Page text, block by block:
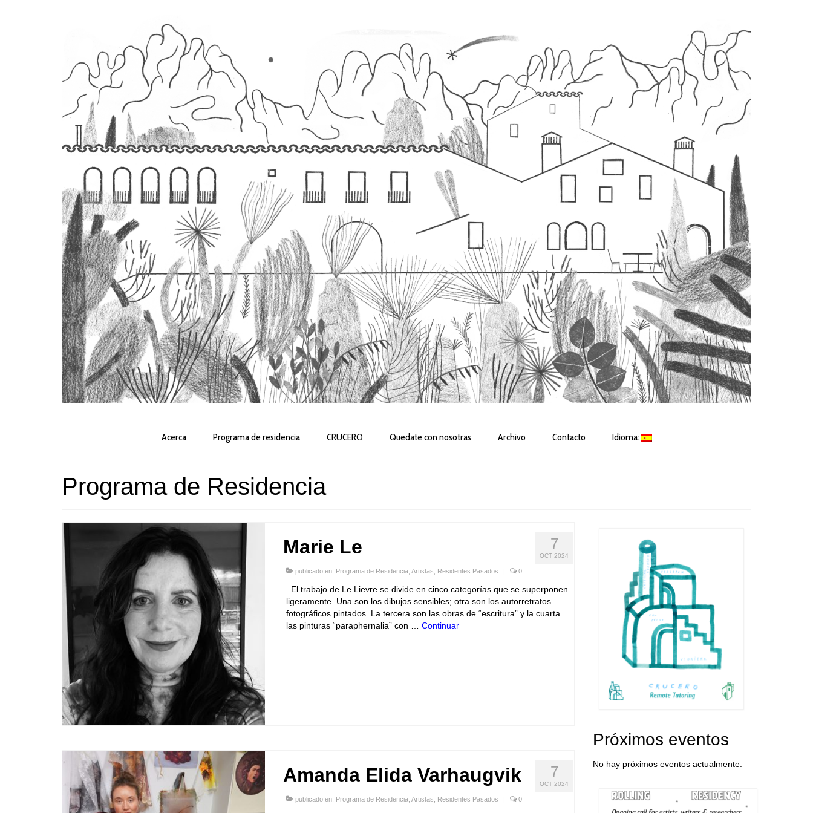
Acerca Programa de residencia CRUCERO Quedate con nosotras Archivo Contacto Idioma:
Programa de Residencia
7
OCT 2024
Marie Le
publicado en: Programa de Residencia, Artistas Residentes Pasados 0
El trabajo de Le Lievre se divide en cinco categorías que se superponen
ligeramente. Una son los dibujos sensibles; otra son los autorretratos
fotográficos pintados. La tercera son las obras de “escritura” y la cuarta
las pinturas “paraphernalia” con … Continuar
7
OCT 2024
Amanda Elida Varhaugvik
publicado en: Programa de Residencia, Artistas Residentes Pasados | 0
Próximos eventos
No hay próximos eventos actualmente.